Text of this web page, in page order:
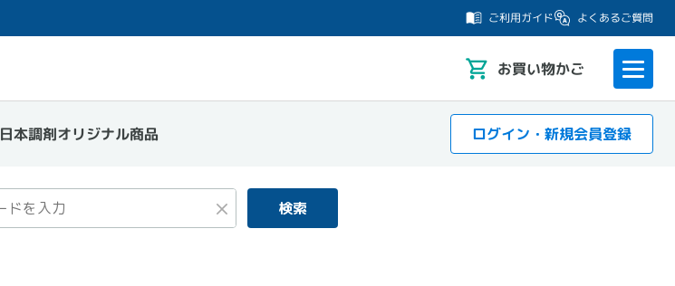
ご利用ガイド よくあるご質問
お買い物かご
日本調剤オリジナル商品 ログイン・新規会員登録
× 検索